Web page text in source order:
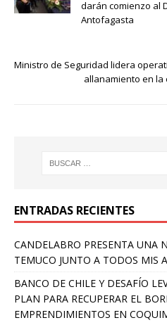
darán comienzo al
Antofagasta
Ministro de Seguridad lidera
allanamiento en la
ENTRADAS RECIENTES
CANDELABRO PRESENTA UNA
TEMUCO JUNTO A TODOS MIS
BANCO DE CHILE Y DESAFÍO
PLAN PARA RECUPERAR EL
EMPRENDIMIENTOS EN